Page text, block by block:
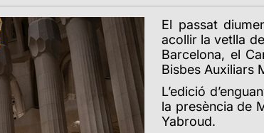
El passat
acollir la vetlla
Barcelona, el
Bisbes Auxiliars
L’edició
la presència de
Yabroud.